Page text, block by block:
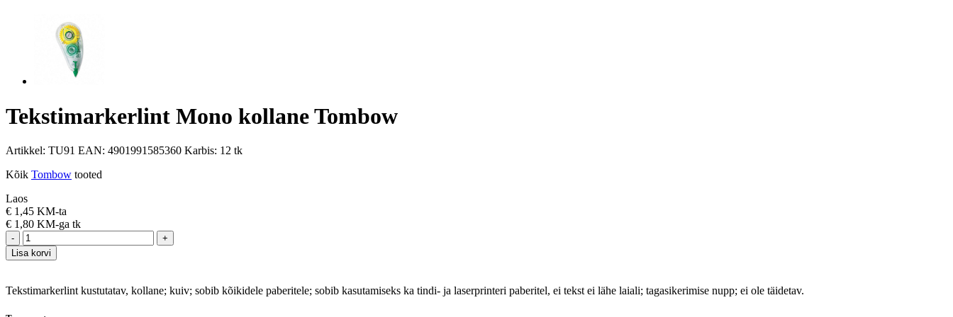
Tekstimarkerlint Mono kollane Tombow
Artikkel: TU91 EAN: 4901991585360 Karbis: 12 tk
Kõik Tombow tooted
Laos
€ 1,45 KM-ta
€ 1,80 KM-ga tk
-
+
Lisa korvi
Tekstimarkerlint kustutatav, kollane; kuiv; sobib kõikidele paberitele; sobib kasutamiseks ka tindi- ja laserprinteri paberitel, ei tekst ei lähe laiali; tagasikerimise nupp; ei ole täidetav.